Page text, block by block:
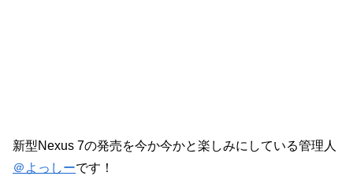
新型Nexus 7の発売を今か今かと楽しみにしている管理人
＠よっしーです！